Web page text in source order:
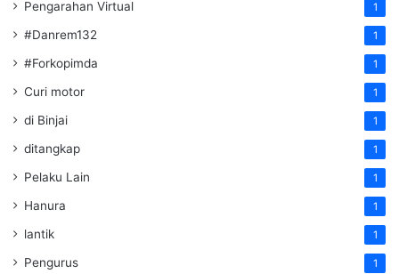
Pengarahan Virtual 1
#Danrem132 1
#Forkopimda 1
Curi motor 1
di Binjai 1
ditangkap 1
Pelaku Lain 1
Hanura 1
lantik 1
Pengurus 1